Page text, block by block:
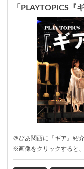
「PLAYTOPICS『
＠ぴあ関西に『ギア』紹
※画像をクリックすると